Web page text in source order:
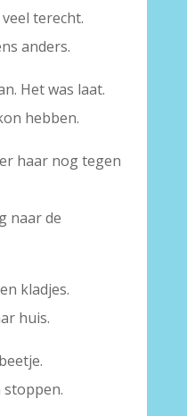
terecht.
anders.
Het was laat.
hebben.
haar nog tegen
naar de
kladjes.
huis.
stoppen.